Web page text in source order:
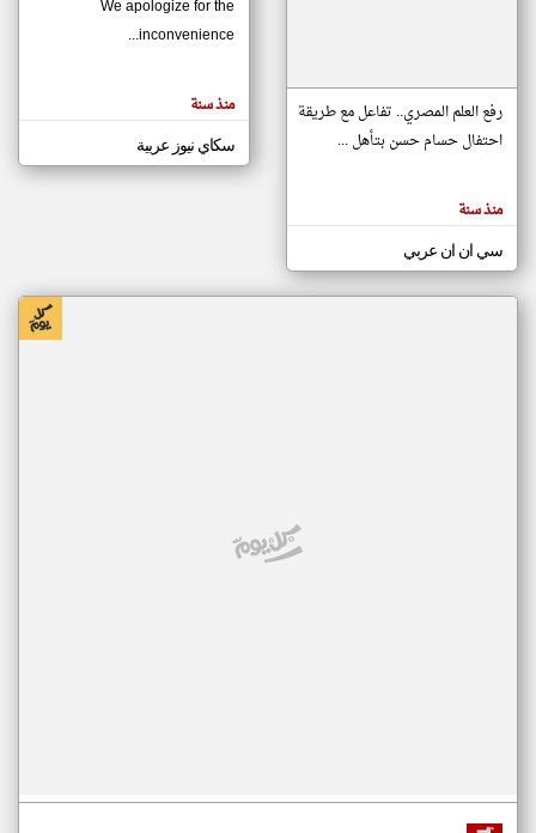
مصادر الأخبار من موريتانيا
اخبار موريتانيا على مدار الساعة
أهم اخبار موريتانيا العاجلة والمباشرة
المقالات
الموجوده
هنا عن
رفع العلم المصري.. تفاعل مع طريقة
احتفال حسام حسن بتأهل ...
منذ سنة
سي ان ان عربي
We apologize for the
inconvenience...
منذ سنة
سكاي نيوز عربية
klyoum.com